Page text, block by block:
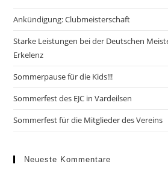
Ankündigung: Clubmeisterschaft
Starke Leistungen bei der Deutschen
Erkelenz
Sommerpause für die Kids!!!
Sommerfest des EJC in Vardeilsen
Sommerfest für die Mitglieder des Vereins
Neueste Kommentare